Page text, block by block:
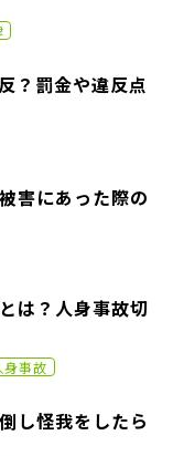
？罰金や違反点
害にあった際の
は？人身事故切
身事故
し怪我をしたら